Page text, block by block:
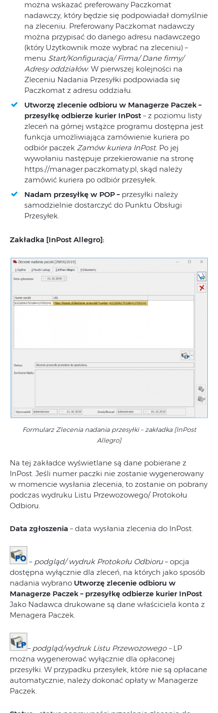
można wskazać preferowany Paczkomat
nadawczy, który będzie się podpowiadał domyślnie
na zleceniu. Preferowany Paczkomat nadawczy
można przypisać do danego adresu nadawczego
(który Użytkownik może wybrać na zleceniu) –
menu Start/Konfiguracja/ Firma/ Dane firmy/
Adresy oddziałów. W pierwszej kolejności na
Zleceniu Nadania Przesyłki podpowiada się
Paczkomat z adresu oddziału.
Utworzę zlecenie odbioru w Managerze Paczek –
przesyłkę odbierze kurier InPost – z poziomu listy
zleceń na górnej wstążce programu dostępna jest
funkcja umożliwiająca zamówienie kuriera po
odbiór paczek Zamów kuriera InPost. Po jej
wywołaniu następuje przekierowanie na stronę
https://manager.paczkomaty.pl, skąd należy
zamówić kuriera po odbiór przesyłek.
Nadam przesyłkę w POP – przesyłki należy
samodzielnie dostarczyć do Punktu Obsługi
Przesyłek.
Zakładka [InPost Allegro]:
Formularz Zlecenia nadania przesyłki – zakładka [InPost
Allegro]
Na tej zakładce wyświetlane są dane pobierane z
InPost. Jeśli numer paczki nie zostanie wygenerowany
w momencie wysłania zlecenia, to zostanie on pobrany
podczas wydruku Listu Przewozowego/ Protokołu
Odbioru.
Data zgłoszenia – data wysłania zlecenia do InPost.
– podgląd/ wydruk Protokołu Odbioru – opcja
dostępna wyłącznie dla zleceń, na których jako sposób
nadania wybrano Utworzę zlecenie odbioru w
Managerze Paczek – przesyłkę odbierze kurier InPost.
Jako Nadawca drukowane są dane właściciela konta z
Menagera Paczek.
– podgląd/wydruk Listu Przewozowego –LP
można wygenerować wyłącznie dla opłaconej
przesyłki. W przypadku przesyłek, które nie są opłacane
automatycznie, należy dokonać opłaty w Managerze
Paczek.